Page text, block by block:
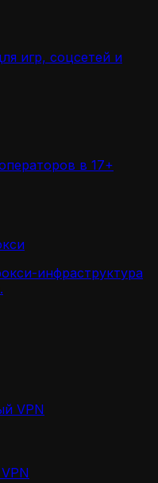
игр, соцсетей и
в 17+
инфраструктура
VPN